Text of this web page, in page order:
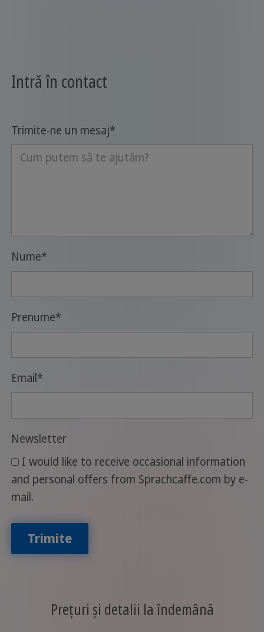
Intră în contact
Trimite-ne un mesaj*
Nume*
Prenume*
Email*
Newsletter
and personal offers from Sprachcaffe.com by e-
mail.
Trimite
Prețuri și detalii la îndemână